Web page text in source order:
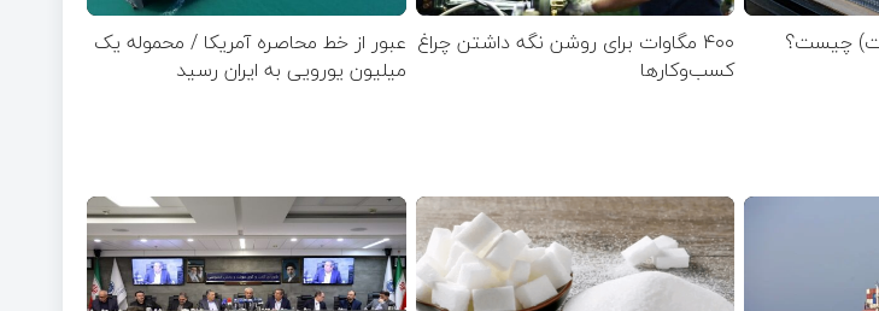
چیست؟
۴۰۰ مگاوات برای روشن نگه داشتن چراغ
کسب‌وکار‌ها
عبور از خط محاصره آمریکا / محموله یک
میلیون یورویی به ایران رسید